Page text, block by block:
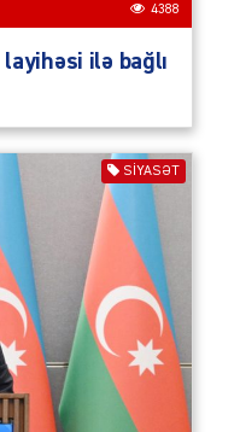
4388
ilə bağlı
SIYASƏT